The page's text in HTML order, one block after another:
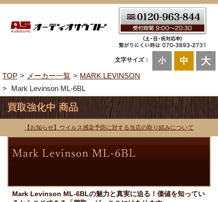
文字サイズ： 小 中 大
TOP メーカー一覧
MARK LEVINSON
Mark Levinson ML-6BL
買取強化中 商品
【お知らせ】ウイルス感染予防に対する当店の取り組みについて
Mark Levinson ML-6BLの魅力と真実に迫る！価値を知ってい